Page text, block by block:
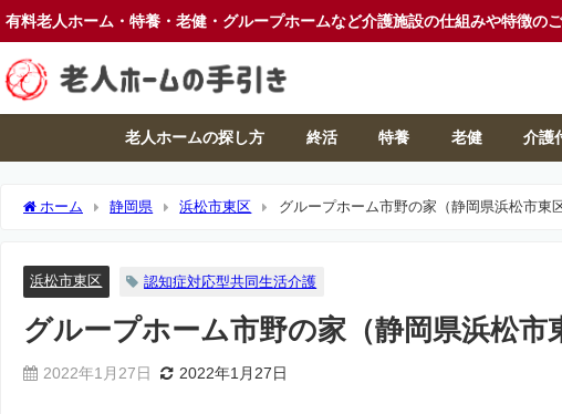
有料老人ホーム・特養・老健・グループホームなど介護施設の仕組みや特徴の
老人ホームの探し方 終活 特養 老健 介護
ホーム 静岡県 浜松市東区 グループホーム市野の家（静岡県浜松市東区
浜松市東区 認知症対応型共同生活介護
グループホーム市野の家（静岡県浜松市
2022年1月27日 2022年1月27日